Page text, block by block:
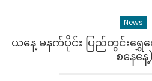
News
ယနေ့ မနက်ပိုင်း ပြည်တွင်းရွှေစ
စနေနေ့)